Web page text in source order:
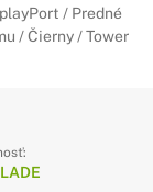
/ Predné
/ Čierny / Tower